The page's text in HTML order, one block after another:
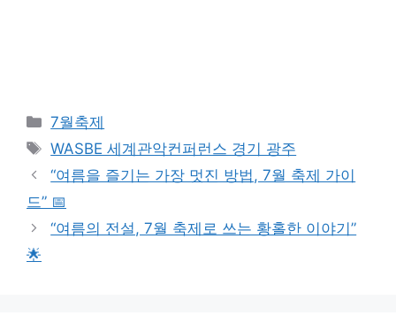
Categories
7월축제
Tags
WASBE 세계관악컨퍼런스 경기 광주
“여름을 즐기는 가장 멋진 방법, 7월 축제 가이
드” 📅
“여름의 전설, 7월 축제로 쓰는 황홀한 이야기”
🌟